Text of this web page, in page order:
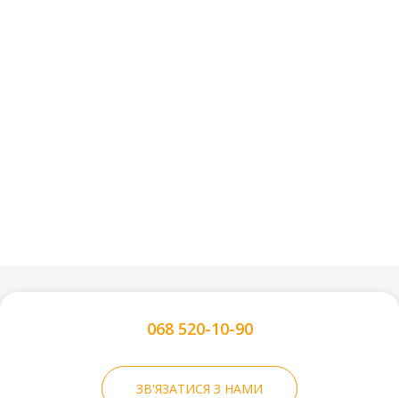
068 520-10-90
ЗВ'ЯЗАТИСЯ З НАМИ